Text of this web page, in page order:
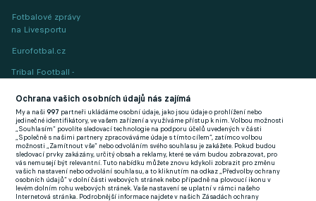
Fotbalové zprávy
na Livesportu
Eurofotbal.cz
Tribal Football -
(EN)
FlashFutbal (SK)
Tenisportal.cz
Tenisové zprávy
na Livesportu
Ochrana vašich osobních údajů nás zajímá
My a naši997 partneři ukládáme osobní údaje, jako jsou údaje o prohlížení nebo
jedinečné identifikátory, ve vašem zařízení a využíváme přístup k nim. Volbou možnosti
„Souhlasím“ povolíte sledovací technologie na podporu účelů uvedených v části
„Společně s našimi partnery zpracováváme údaje s tímto cílem“, zatímco volbou
možnosti „Zamítnout vše“ nebo odvoláním svého souhlasu je zakážete. Pokud budou
sledovací prvky zakázány, určitý obsah a reklamy, které se vám budou zobrazovat, pro
vás nemusejí být relevantní. Tuto nabídku můžete znovu kdykoli zobrazit pro změnu
vašich nastavení nebo odvolání souhlasu, a to kliknutím na odkaz „Předvolby ochrany
osobních údajů“ v dolní části webových stránek nebo případně na plovoucí ikonu v
levém dolním rohu webových stránek. Vaše nastavení se uplatní v rámci našeho
Internetová stránka. Podrobnější informace najdete v našich Zásadách ochrany